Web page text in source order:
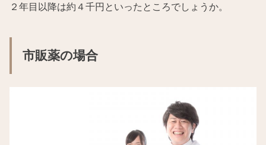
２年目以降は約４千円といったところでしょうか。
市販薬の場合